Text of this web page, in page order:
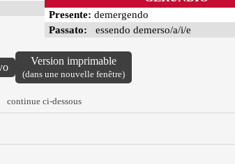
Presente: demergendo
Passato: essendo demerso/a/i/e
Version imprimable
(dans une nouvelle fenêtre)
continue ci-dessous